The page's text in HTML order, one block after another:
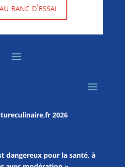
banc d'essai
2026
dangereux pour la santé, à